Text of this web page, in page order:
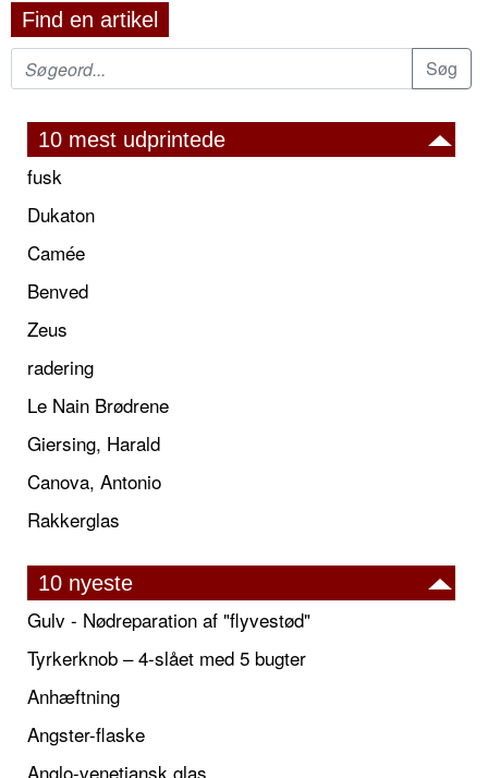
Find en artikel
10 mest udprintede
fusk
Dukaton
Camée
Benved
Zeus
radering
Le Nain Brødrene
Giersing, Harald
Canova, Antonio
Rakkerglas
10 nyeste
Gulv - Nødreparation af "flyvestød"
Tyrkerknob – 4-slået med 5 bugter
Anhæftning
Angster-flaske
Anglo-venetiansk glas